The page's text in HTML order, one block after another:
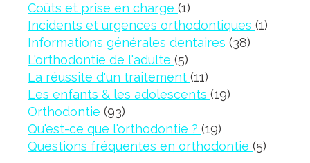
Coûts et prise en charge (1)
Incidents et urgences orthodontiques (1)
Informations générales dentaires (38)
L'orthodontie de l'adulte (5)
La réussite d'un traitement (11)
Les enfants & les adolescents (19)
Orthodontie (93)
Qu'est-ce que l'orthodontie ? (19)
Questions fréquentes en orthodontie (5)